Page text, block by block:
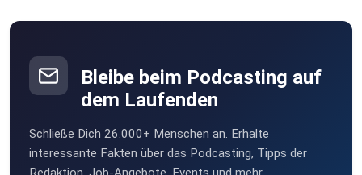
Allensbach
millischmidt
jena
Bleibe beim Podcasting auf
dem Laufenden
Schließe Dich 26.000+ Menschen an. Erhalte
interessante Fakten über das Podcasting, Tipps der